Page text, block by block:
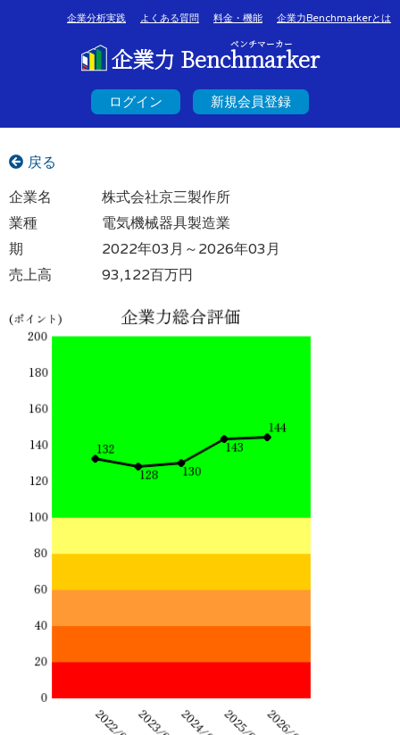
企業分析実践 よくある質問 料金・機能 企業力Benchmarkerとは
ベンチマーカー
企業力 Benchmarker
ログイン 新規会員登録
戻る
企業名
株式会社京三製作所
業種
電気機械器具製造業
期
2022年03月～2026年03月
売上高
93,122百万円